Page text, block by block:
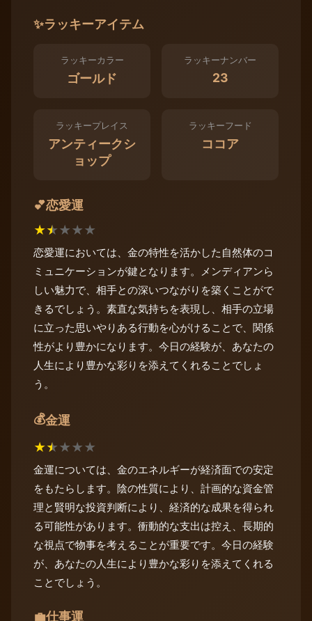
✨ラッキーアイテム
ラッキーカラー
ゴールド
ラッキーナンバー
23
ラッキープレイス
アンティークシ
ョップ
ラッキーフード
ココア
💕恋愛運
★★★★★
恋愛運においては、金の特性を活かした自然体のコ
ミュニケーションが鍵となります。メンディアンら
しい魅力で、相手との深いつながりを築くことがで
きるでしょう。素直な気持ちを表現し、相手の立場
に立った思いやりある行動を心がけることで、関係
性がより豊かになります。今日の経験が、あなたの
人生により豊かな彩りを添えてくれることでしょ
う。
💰金運
★★★★★
金運については、金のエネルギーが経済面での安定
をもたらします。陰の性質により、計画的な資金管
理と賢明な投資判断により、経済的な成果を得られ
る可能性があります。衝動的な支出は控え、長期的
な視点で物事を考えることが重要です。今日の経験
が、あなたの人生により豊かな彩りを添えてくれる
ことでしょう。
💼仕事運